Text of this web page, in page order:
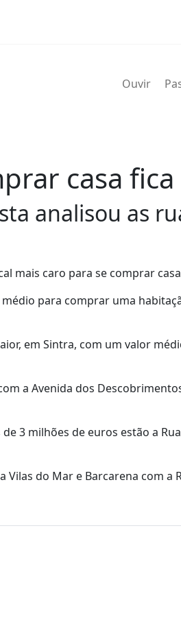
Ouvir
casa
analisou as
mais caro para se comprar
para comprar uma
em Sintra, com um valor
a Avenida dos
3 milhões de euros estão a Rua
Vilas do Mar e Barcarena com a